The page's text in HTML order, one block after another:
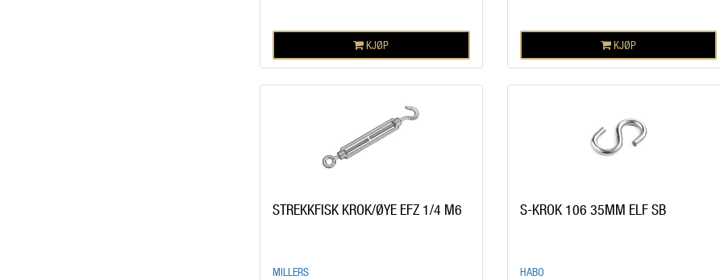
KJØP KJØP
STREKKFISK KROK/ØYE EFZ 1/4 M6
MILLERS
S-KROK 106 35MM ELF SB
HABO